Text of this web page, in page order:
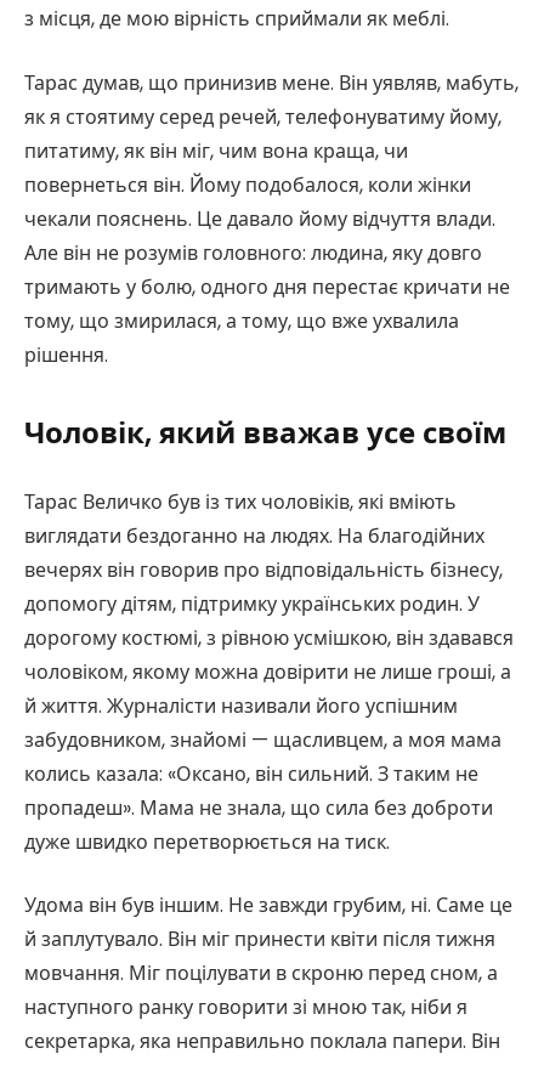
з місця, де мою вірність сприймали як меблі.
Тарас думав, що принизив мене. Він уявляв, мабуть,
як я стоятиму серед речей, телефонуватиму йому,
питатиму, як він міг, чим вона краща, чи
повернеться він. Йому подобалося, коли жінки
чекали пояснень. Це давало йому відчуття влади.
Але він не розумів головного: людина, яку довго
тримають у болю, одного дня перестає кричати не
тому, що змирилася, а тому, що вже ухвалила
рішення.
Чоловік, який вважав усе своїм
Тарас Величко був із тих чоловіків, які вміють
виглядати бездоганно на людях. На благодійних
вечерях він говорив про відповідальність бізнесу,
допомогу дітям, підтримку українських родин. У
дорогому костюмі, з рівною усмішкою, він здавався
чоловіком, якому можна довірити не лише гроші, а
й життя. Журналісти називали його успішним
забудовником, знайомі — щасливцем, а моя мама
колись казала: «Оксано, він сильний. З таким не
пропадеш». Мама не знала, що сила без доброти
дуже швидко перетворюється на тиск.
Удома він був іншим. Не завжди грубим, ні. Саме це
й заплутувало. Він міг принести квіти після тижня
мовчання. Міг поцілувати в скроню перед сном, а
наступного ранку говорити зі мною так, ніби я
секретарка, яка неправильно поклала папери. Він